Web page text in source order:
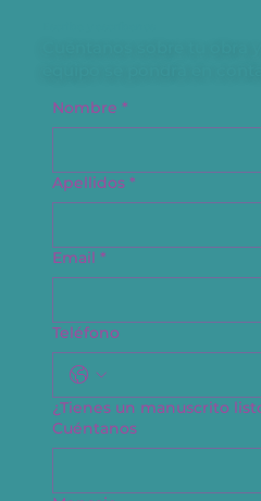
Nombre *
Apellidos *
Email *
Teléfono
¿Tienes un manuscrito
Cuéntanos